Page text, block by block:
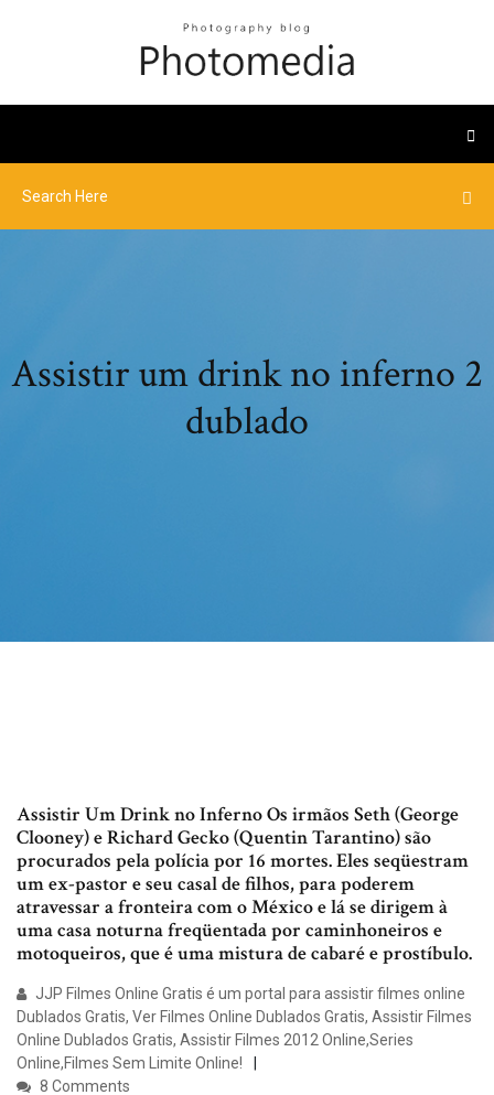
Assistir um drink no inferno 2
dublado
Assistir Um Drink no Inferno Os irmãos Seth (George
Clooney) e Richard Gecko (Quentin Tarantino) são
procurados pela polícia por 16 mortes. Eles seqüestram
um ex-pastor e seu casal de filhos, para poderem
atravessar a fronteira com o México e lá se dirigem à
uma casa noturna freqüentada por caminhoneiros e
motoqueiros, que é uma mistura de cabaré e prostíbulo.
JJP Filmes Online Gratis é um portal para assistir filmes online
Dublados Gratis, Ver Filmes Online Dublados Gratis, Assistir Filmes
Online Dublados Gratis, Assistir Filmes 2012 Online,Series
Online,Filmes Sem Limite Online!
8 Comments